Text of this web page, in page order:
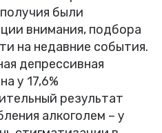
были
внимания, подбора
на недавние события.
депрессивная
у 17,6%
результат
алкоголем – у